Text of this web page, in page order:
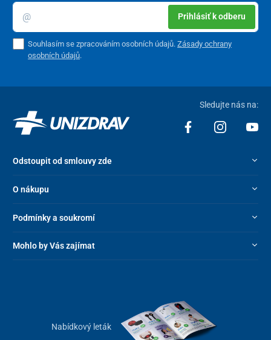
Prihlásiť k odberu
Souhlasím se zpracováním osobních údajů.Zásady ochrany
osobních údajů.
Sledujte nás na:
Odstoupit od smlouvy zde
O nákupu
Podmínky a soukromí
Mohlo by Vás zajímat
Nabídkový leták